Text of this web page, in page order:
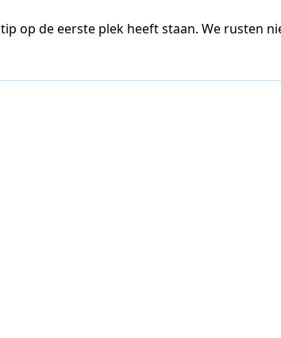
op de eerste plek heeft staan. We rusten